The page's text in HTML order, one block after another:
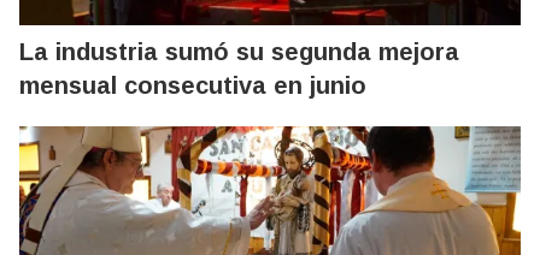
La industria sumó su segunda mejora
mensual consecutiva en junio